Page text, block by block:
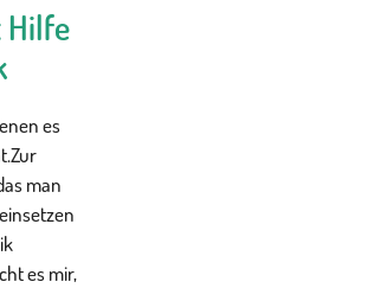
Hilfe
es
man
es mir,